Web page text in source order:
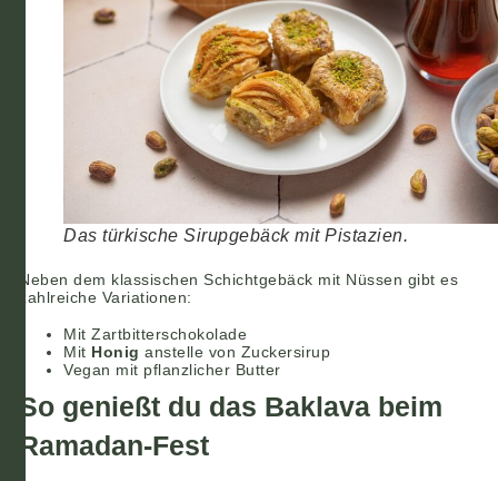
Das türkische Sirupgebäck mit Pistazien.
Neben dem klassischen Schichtgebäck mit Nüssen gibt es
zahlreiche Variationen:
Mit Zartbitterschokolade
Mit Honig anstelle von Zuckersirup
Vegan mit pflanzlicher Butter
So genießt du das Baklava beim
Ramadan-Fest